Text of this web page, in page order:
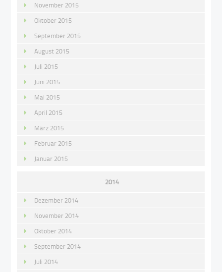
November 2015
Oktober 2015
September 2015
August 2015
Juli 2015
Juni 2015
Mai 2015
April 2015
März 2015
Februar 2015
Januar 2015
2014
Dezember 2014
November 2014
Oktober 2014
September 2014
Juli 2014